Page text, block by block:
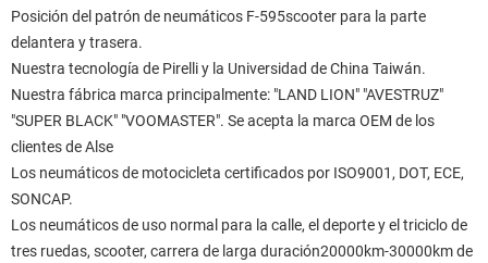
Posición del patrón de neumáticos F-595scooter para la parte
delantera y trasera.
Nuestra tecnología de Pirelli y la Universidad de China Taiwán.
Nuestra fábrica marca principalmente: "LAND LION" "AVESTRUZ"
"SUPER BLACK" "VOOMASTER". Se acepta la marca OEM de los
clientes de Alse
Los neumáticos de motocicleta certificados por ISO9001, DOT, ECE,
SONCAP.
Los neumáticos de uso normal para la calle, el deporte y el triciclo de
tres ruedas, scooter, carrera de larga duración20000km-30000km de